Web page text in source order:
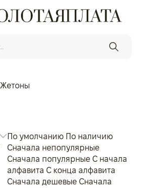
Жетоны
По умолчанию По наличию
Сначала непопулярные
Сначала популярные С начала
алфавита С конца алфавита
Сначала дешевые Сначала